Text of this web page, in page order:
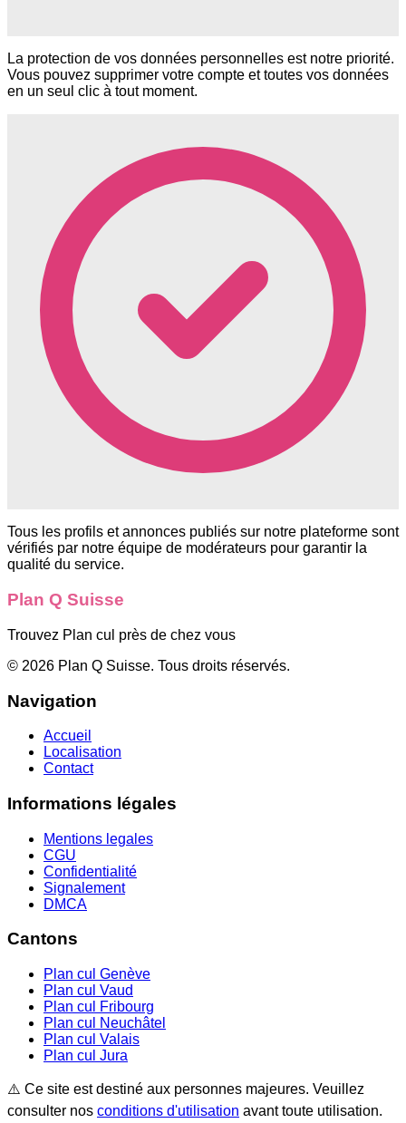
La protection de vos données personnelles est notre priorité.
Vous pouvez supprimer votre compte et toutes vos données
en un seul clic à tout moment.
Tous les profils et annonces publiés sur notre plateforme sont
vérifiés par notre équipe de modérateurs pour garantir la
qualité du service.
Plan Q Suisse
Trouvez Plan cul près de chez vous
© 2026 Plan Q Suisse. Tous droits réservés.
Navigation
Accueil
Localisation
Contact
Informations légales
Mentions legales
CGU
Confidentialité
Signalement
DMCA
Cantons
Plan cul Genève
Plan cul Vaud
Plan cul
Fribourg
Plan cul
Neuchâtel
Plan cul Valais
Plan cul Jura
⚠️ Ce site est destiné aux personnes majeures. Veuillez
consulter nos conditions d'utilisation avant toute utilisation.